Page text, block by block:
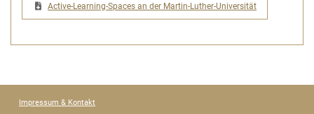
Active-Learning-Spaces an der Martin-Luther-Universität
Impressum & Kontakt